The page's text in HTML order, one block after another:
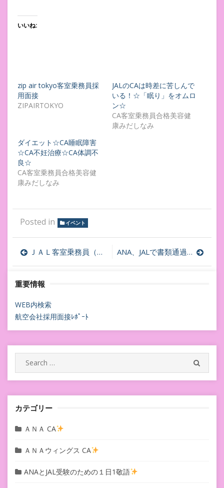
いいね:
zip air tokyo客室乗務員採
用面接
ZIPAIRTOKYO
JALのCAは時差に苦しんで
いる！☆「眠り」をオムロ
ン☆
CA客室乗務員合格美容健
康みだしなみ
ダイエット☆CA睡眠障害
☆CA不妊治療☆CA体調不
良☆
CA客室乗務員合格美容健
康みだしなみ
Posted in イベント
投
稿
ナ
ビ
ゲ
ー
シ
ョ
ン
ＪＡＬ客室乗務員（ＣＡ）新卒一次面接グループディスカッション攻略方法はあるのか ANA、JALで書類通過できなかった方の書類通過診断☆
重要情報
WEB内検索
航空会社採用面接ﾚﾎﾟｰﾄ
Search
for:
カテゴリー
ＡＮＡ CA
ＡＮＡウィングス CA
ANAとJAL受験のための１日1敬語